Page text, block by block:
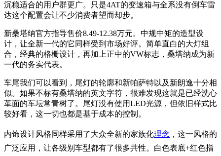
沉稳适合的用户群更广。只是4AT的变速箱与全系没有倒车雷
达这个配置会让不少消费者望而却步。
新桑塔纳官方指导售价8.49-12.38万元。中规中矩的造型设
计，让全新一代的它同样受到市场好评。简单直白的大灯组
合，经典的格栅设计，再加上正中的VW标志，桑塔纳成为新
一代的务实代表。
车尾我们可以看到，尾灯的轮廓和新帕萨特以及新朗逸十分相
似。如果不标有桑塔纳的英文字符，很难发现这就是已经洗心
革面的车坛常青树了。尾灯没有使用LED光源，但依旧样式比
较好看，这一切也都是基于成本的控制。
内饰设计风格同样采用了大众全新的家族化理念 ，这一风格的
广泛应用，让各级别车型都有了很多共性。白色表底+红色指